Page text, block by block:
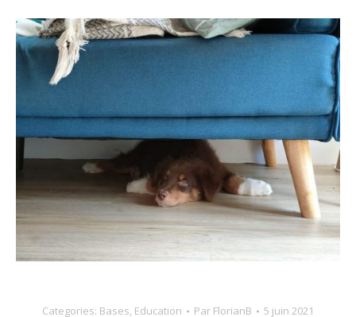
Categories: Bases, Education Par FlorianB 5 juin 2021